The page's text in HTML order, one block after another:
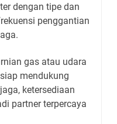
dengan tipe dan
penggantian
gas atau udara
mendukung
ketersediaan
partner terpercaya